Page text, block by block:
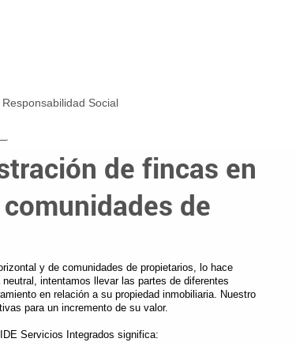
Responsabilidad Social
de fincas en
de
y de comunidades de propietarios, lo hace
intentamos llevar las partes de diferentes
en relación a su propiedad inmobiliaria. Nuestro
para un incremento de su valor.
Servicios Integrados significa: